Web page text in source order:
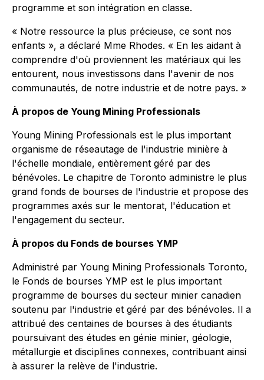
programme et son intégration en classe.
« Notre ressource la plus précieuse, ce sont nos
enfants », a déclaré Mme Rhodes. « En les aidant à
comprendre d'où proviennent les matériaux qui les
entourent, nous investissons dans l'avenir de nos
communautés, de notre industrie et de notre pays. »
À propos de Young Mining Professionals
Young Mining Professionals est le plus important
organisme de réseautage de l'industrie minière à
l'échelle mondiale, entièrement géré par des
bénévoles. Le chapitre de Toronto administre le plus
grand fonds de bourses de l'industrie et propose des
programmes axés sur le mentorat, l'éducation et
l'engagement du secteur.
À propos du Fonds de bourses YMP
Administré par Young Mining Professionals Toronto,
le Fonds de bourses YMP est le plus important
programme de bourses du secteur minier canadien
soutenu par l'industrie et géré par des bénévoles. Il a
attribué des centaines de bourses à des étudiants
poursuivant des études en génie minier, géologie,
métallurgie et disciplines connexes, contribuant ainsi
à assurer la relève de l'industrie.